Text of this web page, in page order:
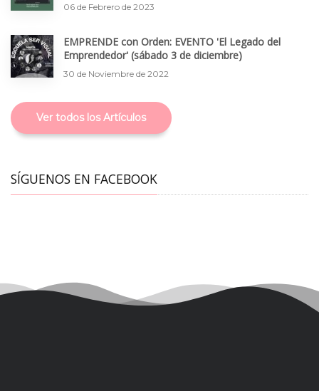
06 de Febrero de 2023
EMPRENDE con Orden: EVENTO 'El Legado del
Emprendedor' (sábado 3 de diciembre)
30 de Noviembre de 2022
Ver todos los Artículos
SÍGUENOS EN FACEBOOK